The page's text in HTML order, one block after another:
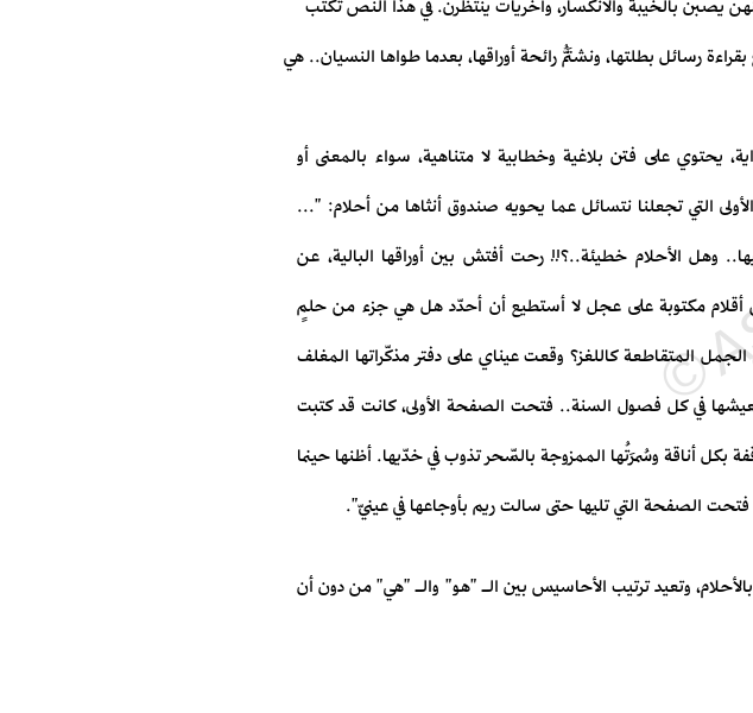
رسائل بطلتها، ونشتَمُّ رائحة أوراقها، بعدما طواها النسيان.. هي
يحتوي على فتن بلاغية وخطابية لا متناهية، سواء بالمعنى أو
التي تجعلنا نتسائل عما يحويه صندوق أنثاها من أحلام: "...
وهل الأحلام خطيئة..؟!! رحت أفتش بين أوراقها البالية، عن
أقلام مكتوبة على عجل لا أستطيع أن أحدّد هل هي جزء من حلمٍ
المتقاطعة كاللغز؟ وقعت عيناي على دفتر مذكّراتها المغلف
تعيشها في كل فصول السنة.. فتحت الصفحة الأولى، كانت قد كتبت
بكل أناقة وسُمرَتُها الممزوجة بالسِّحر تذوب في خدّيها. أظنها حينما
الصفحة التي تليها حتى سالت ريم بأوجاعها في عينيّ".
وتعيد ترتيب الأحاسيس بين الـ "هو" والـ "هي" من دون أن